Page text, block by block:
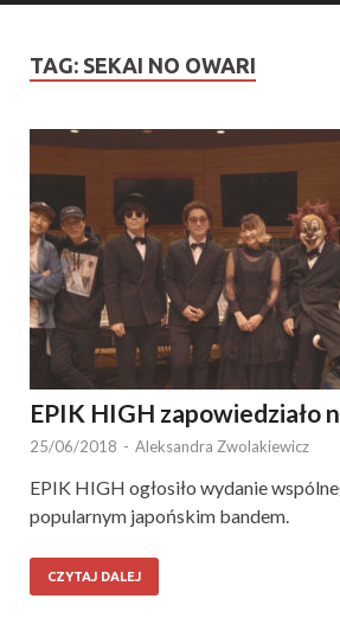
TAG: SEKAI NO OWARI
EPIK HIGH zapowiedziało
25/06/2018 - Aleksandra Zwolakiewicz
EPIK HIGH ogłosiło wydanie
popularnym japońskim bandem.
CZYTAJ DALEJ